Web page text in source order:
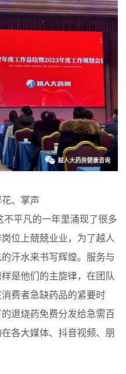
、掌声
平凡的一年里涌现了很多
位上兢兢业业，为了越人
汗水来书写辉煌。服务与
是他们的主旋律，在团队
费者急缺药品的紧要时
退烧药免费分发给急需百
各大媒体、抖音视频、朋